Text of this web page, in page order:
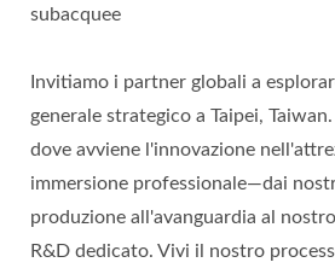
subacquee
Invitiamo i partner globali a
generale strategico a Taipei,
dove avviene l'innovazione
immersione professionale—dai
produzione all'avanguardia al
R&D dedicato. Vivi il nostro